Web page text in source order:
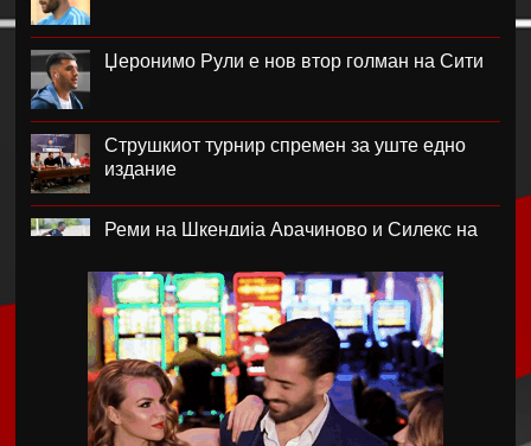
Џеронимо Рули е нов втор голман на Сити
Струшкиот турнир спремен за уште едно
издание
Реми на Шкендија Арачиново и Силекс на
Јунајтед позајми два свои голови
Пеп Чаварија од Рајо пред потпис со Челзи